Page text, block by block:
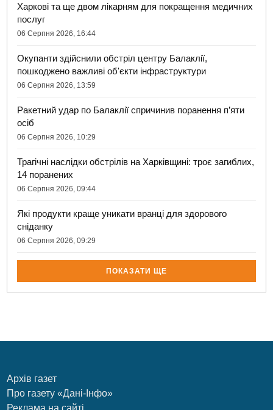
Харкові та ще двом лікарням для покращення медичних
послуг
06 Серпня 2026, 16:44
Окупанти здійснили обстріл центру Балаклії,
пошкоджено важливі об'єкти інфраструктури
06 Серпня 2026, 13:59
Ракетний удар по Балаклії спричинив поранення п’яти
осіб
06 Серпня 2026, 10:29
Трагічні наслідки обстрілів на Харківщині: троє загиблих,
14 поранених
06 Серпня 2026, 09:44
Які продукти краще уникати вранці для здорового
сніданку
06 Серпня 2026, 09:29
ПОКАЗАТИ ЩЕ
Архів газет
Про газету «Дані-Інфо»